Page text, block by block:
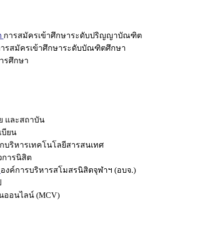
การสมัครเข้าศึกษาระดับปริญญาบัณฑิต
รสมัครเข้าศึกษาระดับบัณฑิตศึกษา
รศึกษา
และสถาบัน
บียน
บริหารเทคโนโลยีสารสนเทศ
การนิสิต
องค์การบริหารสโมสรนิสิตจุฬาฯ (อบจ.)
ออนไลน์ (MCV)